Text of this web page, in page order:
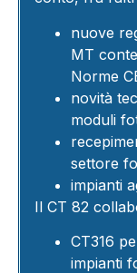
nuove
MT
Norme
novità
moduli
settore
impianti
Il CT 82
CT316
impianti